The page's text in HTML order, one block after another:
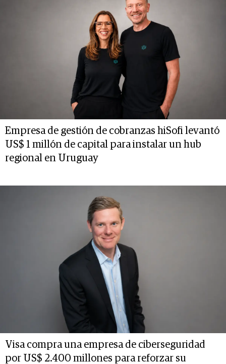
Empresa de gestión de cobranzas hiSofi levantó
US$ 1 millón de capital para instalar un hub
regional en Uruguay
Visa compra una empresa de ciberseguridad
por US$ 2.400 millones para reforzar su